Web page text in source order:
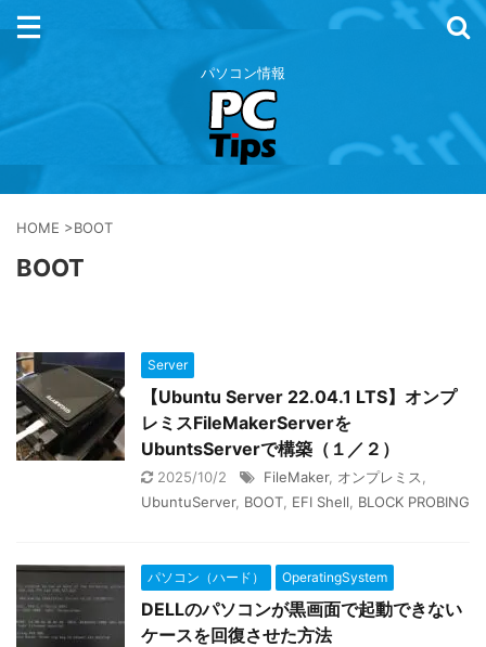
パソコン情報
HOME >BOOT
BOOT
Server
【Ubuntu Server 22.04.1 LTS】オンプ
レミスFileMakerServerを
UbuntsServerで構築（１／２）
2025/10/2 FileMaker, オンプレミス
UbuntuServer, BOOT EFI Shell BLOCK PROBING
パソコン（ハード） OperatingSystem
DELLのパソコンが黒画面で起動できない
ケースを回復させた方法